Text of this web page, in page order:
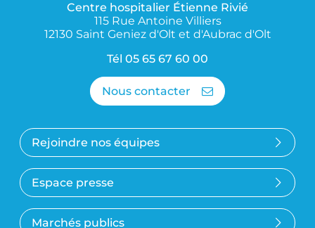
Centre hospitalier Étienne Rivié
115 Rue Antoine Villiers
12130 Saint Geniez d'Olt et d'Aubrac d'Olt
Tél 05 65 67 60 00
Nous contacter
Rejoindre nos équipes
Espace presse
Marchés publics